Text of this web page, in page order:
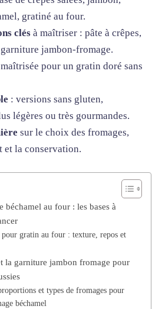
gratiné au four.
clés à maîtriser : pâte à crêpes,
jambon-fromage.
maîtrisée pour un gratin doré sans
: versions sans gluten,
légères ou très gourmandes.
sur le choix des fromages,
et la conservation.
béchamel au four : les bases à
pour gratin au four : texture, repos et
la garniture jambon fromage pour
et types de fromages pour
béchamel